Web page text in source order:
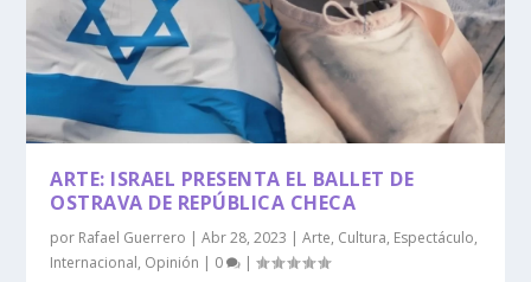
ARTE: ISRAEL PRESENTA EL BALLET DE
OSTRAVA DE REPÚBLICA CHECA
por Rafael Guerrero |Abr 28, 2023 |Arte, Cultura, Espectáculo,
Internacional, Opinión | 0 |